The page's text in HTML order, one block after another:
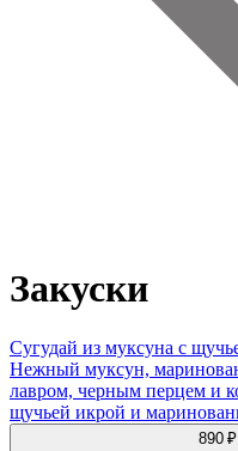
Закуски
Сугудай из муксуна с
Нежный муксун,
лавром, черным перцем и
щучьей икрой и
890 ₽